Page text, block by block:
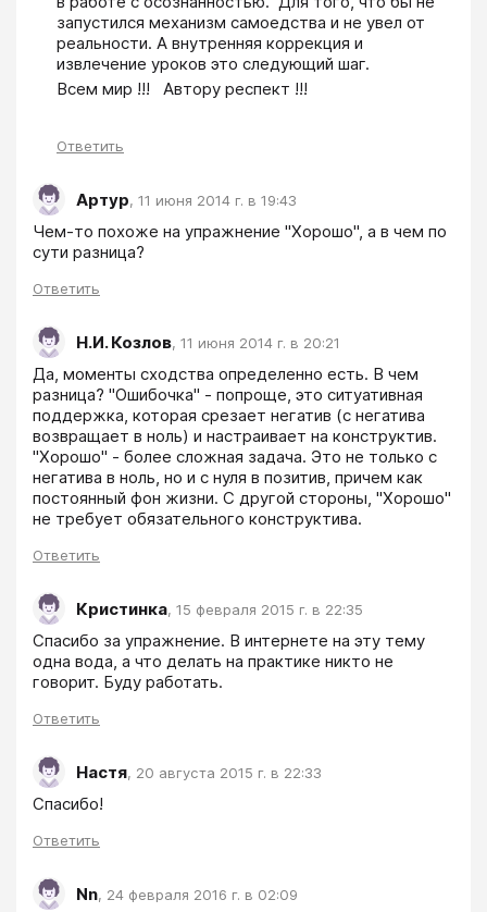
запустился механизм самоедства и не увел от
реальности. А внутренняя коррекция и
извлечение уроков это следующий шаг.
Всем мир !!!   Автору респект !!!
Ответить
Артур, 11 июня 2014 г. в 19:43
Чем-то похоже на упражнение "Хорошо", а в чем по
сути разница?
Ответить
Н.И. Козлов, 11 июня 2014 г. в 20:21
Да, моменты сходства определенно есть. В чем
разница? "Ошибочка" - попроще, это ситуативная
поддержка, которая срезает негатив (с негатива
возвращает в ноль) и настраивает на конструктив.
"Хорошо" - более сложная задача. Это не только с
негатива в ноль, но и с нуля в позитив, причем как
постоянный фон жизни. С другой стороны, "Хорошо"
не требует обязательного конструктива.
Ответить
Кристинка, 15 февраля 2015 г. в 22:35
Спасибо за упражнение. В интернете на эту тему
одна вода, а что делать на практике никто не
говорит. Буду работать.
Ответить
Настя, 20 августа 2015 г. в 22:33
Спасибо!
Ответить
Nn, 24 февраля 2016 г. в 02:09